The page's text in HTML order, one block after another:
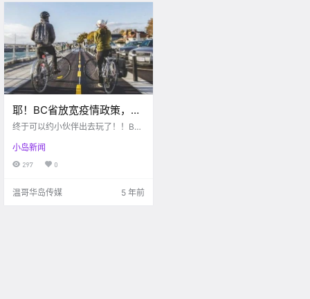
耶！BC省放宽疫情政策，允
许户外10人以内的聚会！注
局！！
终于可以约小伙伴出去玩了！！BC
利亚出现新型“雇主”骗局！萨尼奇又
一中学爆发疫情...
小岛新闻
297 0
温哥华岛传媒 5 年前